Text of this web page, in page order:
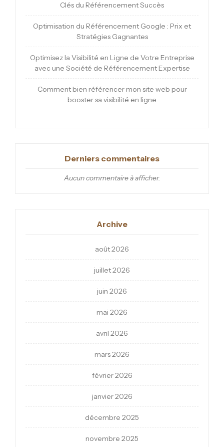
Clés du Référencement Succès
Optimisation du Référencement Google : Prix et
Stratégies Gagnantes
Optimisez la Visibilité en Ligne de Votre Entreprise
avec une Société de Référencement Expertise
Comment bien référencer mon site web pour
booster sa visibilité en ligne
Derniers commentaires
Aucun commentaire à afficher.
Archive
août 2026
juillet 2026
juin 2026
mai 2026
avril 2026
mars 2026
février 2026
janvier 2026
décembre 2025
novembre 2025